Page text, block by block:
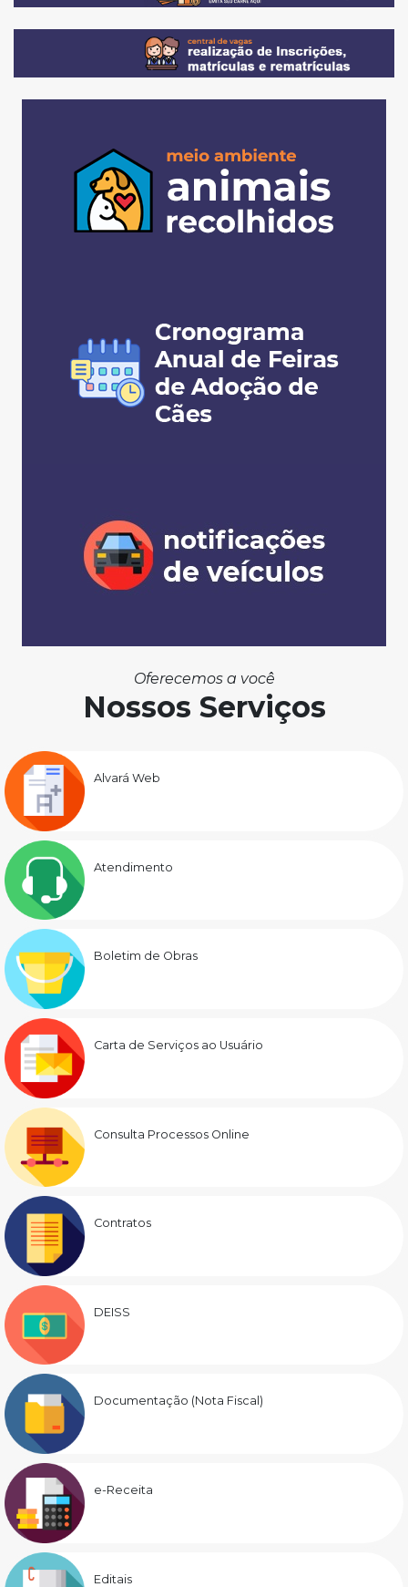
Oferecemos a você
Nossos Serviços
Alvará Web
Atendimento
Boletim de Obras
Carta de Serviços ao Usuário
Consulta Processos Online
Contratos
DEISS
Documentação (Nota Fiscal)
e-Receita
Editais